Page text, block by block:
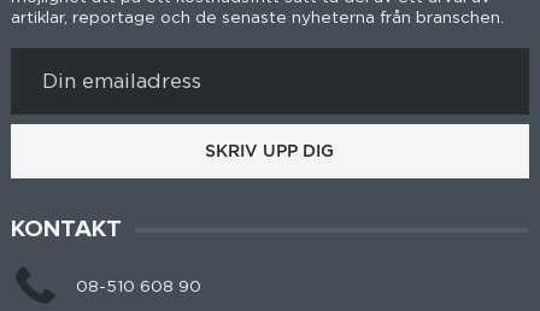
artiklar, reportage och de senaste nyheterna från branschen.
SKRIV UPP DIG
KONTAKT
08-510 608 90